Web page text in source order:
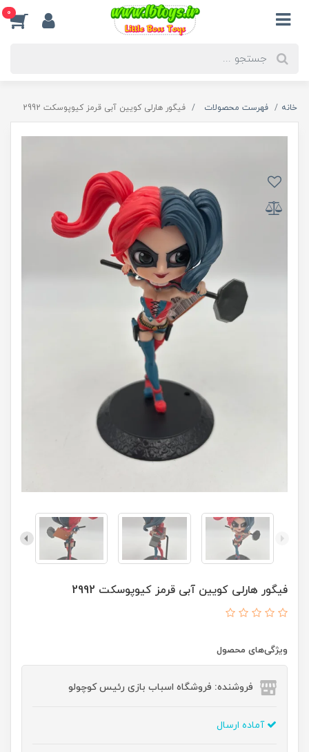
0
خانه فهرست محصولات فیگور هارلی کویین آبی قرمز کیوپوسکت 2992
فیگور هارلی کویین آبی قرمز کیوپوسکت 2992
ویژگی‌های محصول
فروشنده: فروشگاه اسباب بازی رئیس کوچولو
آماده ارسال